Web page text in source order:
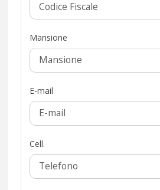
Mansione
E-mail
Cell.